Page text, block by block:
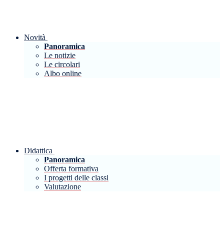
Novità
Panoramica
Le notizie
Le circolari
Albo online
Didattica
Panoramica
Offerta formativa
I progetti delle classi
Valutazione